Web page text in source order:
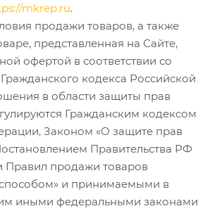
mkrep.ru.
продажи товаров, а также
представленная на Сайте,
офертой в соответствии со
Гражданского кодекса Российской
в области защиты прав
Гражданским кодексом
Законом «О защите прав
Правительства РФ
Правил продажи товаров
и принимаемыми в
иными федеральными законами